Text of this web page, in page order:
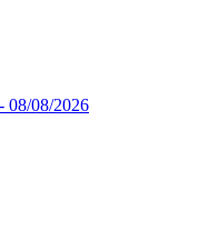
08/08/2026